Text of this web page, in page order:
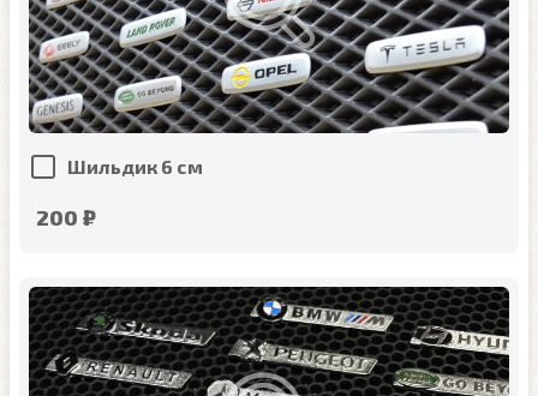
Шильдик 6 см
200 ₽